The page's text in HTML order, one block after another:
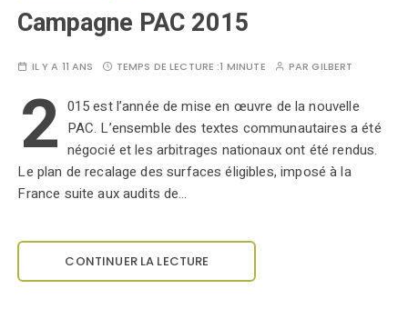
Campagne PAC 2015
IL Y A 11 ANS TEMPS DE LECTURE :1 MINUTE PARGILBERT
2 015 est l’année de mise en œuvre de la nouvelle
PAC. L’ensemble des textes communautaires a été
négocié et les arbitrages nationaux ont été rendus.
Le plan de recalage des surfaces éligibles, imposé à la
France suite aux audits de…
CONTINUER LA LECTURE